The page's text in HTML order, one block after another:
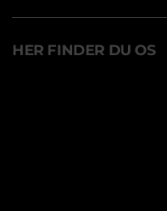
HER FINDER DU OS